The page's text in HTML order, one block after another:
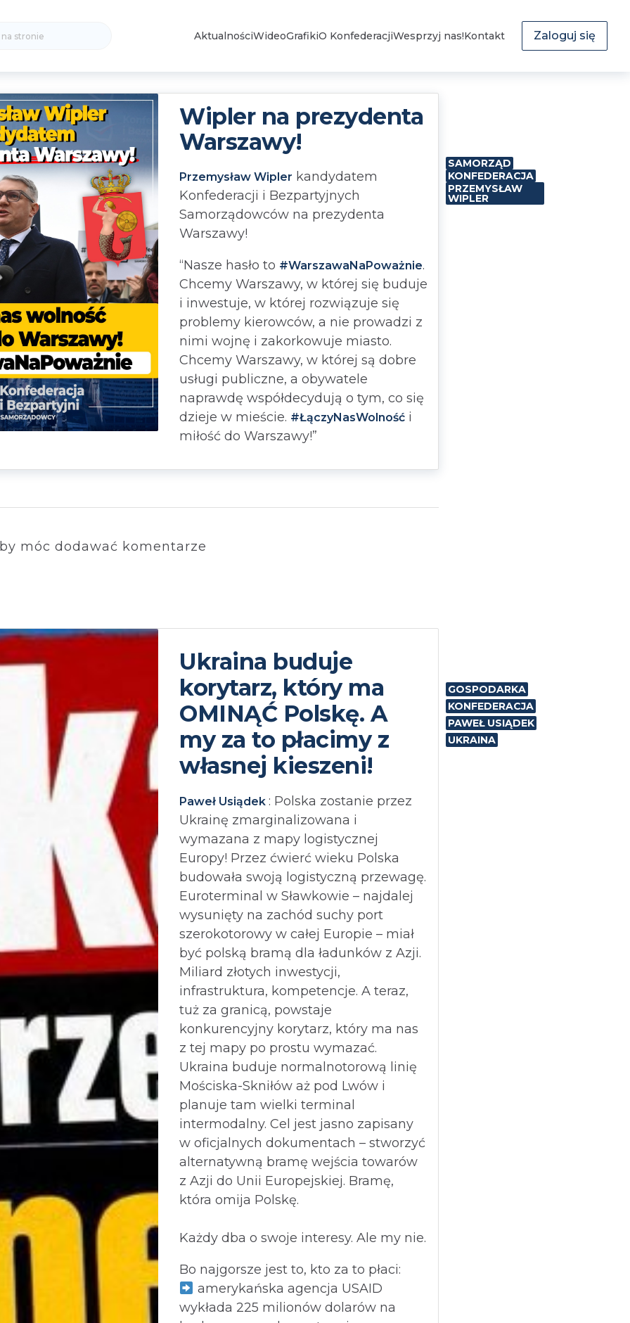
for:
AktualnościWideoGrafikiO KonfederacjiWesprzyj nas!Kontakt Zaloguj się
Wipler na prezydenta
Warszawy!
Przemysław Wipler kandydatem
Konfederacji i Bezpartyjnych
Samorządowców na prezydenta
Warszawy!
“Nasze hasło to #WarszawaNaPoważnie.
Chcemy Warszawy, w której się buduje
i inwestuje, w której rozwiązuje się
problemy kierowców, a nie prowadzi z
nimi wojnę i zakorkowuje miasto.
Chcemy Warszawy, w której są dobre
usługi publiczne, a obywatele
naprawdę współdecydują o tym, co się
dzieje w mieście. #ŁączyNasWolność i
miłość do Warszawy!”
móc dodawać komentarze
SAMORZĄD
KONFEDERACJA
PRZEMYSŁAW
WIPLER
Ukraina buduje
korytarz, który ma
OMINĄĆ Polskę. A
my za to płacimy z
własnej kieszeni!
Paweł Usiądek : Polska zostanie przez
Ukrainę zmarginalizowana i
wymazana z mapy logistycznej
Europy! Przez ćwierć wieku Polska
budowała swoją logistyczną przewagę.
Euroterminal w Sławkowie – najdalej
wysunięty na zachód suchy port
szerokotorowy w całej Europie – miał
być polską bramą dla ładunków z Azji.
Miliard złotych inwestycji,
infrastruktura, kompetencje. A teraz,
tuż za granicą, powstaje
konkurencyjny korytarz, który ma nas
z tej mapy po prostu wymazać.
Ukraina buduje normalnotorową linię
Mościska-Skniłów aż pod Lwów i
planuje tam wielki terminal
intermodalny. Cel jest jasno zapisany
w oficjalnych dokumentach – stworzyć
alternatywną bramę wejścia towarów
z Azji do Unii Europejskiej. Bramę,
która omija Polskę.
Każdy dba o swoje interesy. Ale my nie.
Bo najgorsze jest to, kto za to płaci:
amerykańska agencja USAID
wykłada 225 milionów dolarów na
GOSPODARKA
KONFEDERACJA
PAWEŁ USIĄDEK
UKRAINA